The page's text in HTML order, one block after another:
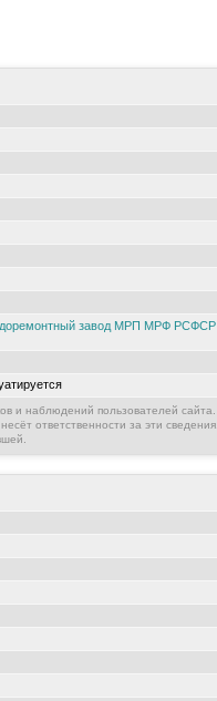
завод МРП МРФ РСФСР
и наблюдений пользователей сайта.
ответственности за эти сведения.